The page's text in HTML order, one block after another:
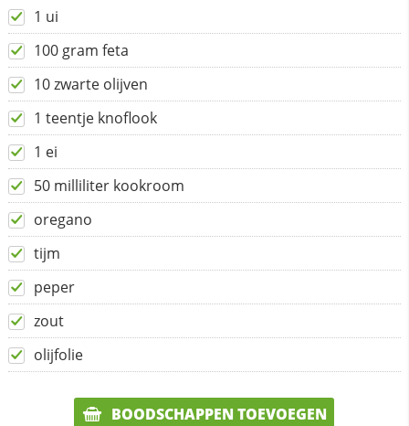
1 ui
100 gram feta
10 zwarte olijven
1 teentje knoflook
1 ei
50 milliliter kookroom
oregano
tijm
peper
zout
olijfolie
BOODSCHAPPEN TOEVOEGEN